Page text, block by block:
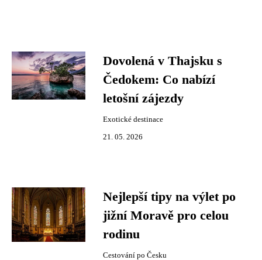
Dovolená v Thajsku s
Čedokem: Co nabízí
letošní zájezdy
Exotické destinace
21. 05. 2026
Nejlepší tipy na výlet po
jižní Moravě pro celou
rodinu
Cestování po Česku